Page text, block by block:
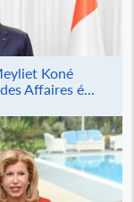
Koné
Affaires é...